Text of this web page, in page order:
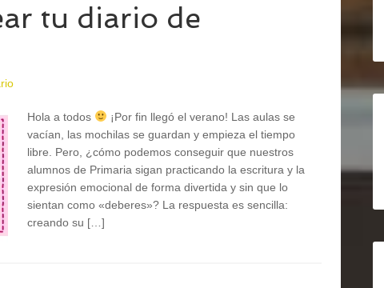
tu diario de
Hola a todos
¡Por fin llegó el verano! Las aulas se
vacían, las mochilas se guardan y empieza el tiempo
libre. Pero, ¿cómo podemos conseguir que nuestros
alumnos de Primaria sigan practicando la escritura y la
expresión emocional de forma divertida y sin que lo
sientan como «deberes»? La respuesta es sencilla:
creando su […]